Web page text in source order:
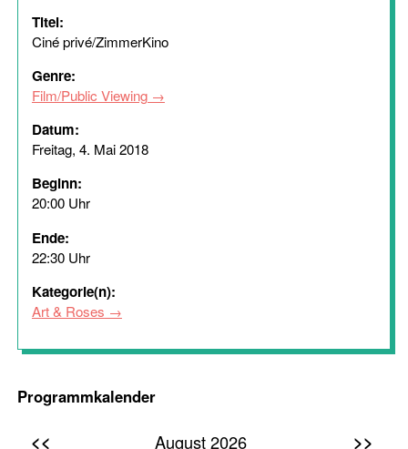
Titel:
Ciné privé/ZimmerKino
Genre:
Film/Public Viewing
Datum:
Freitag, 4. Mai 2018
Beginn:
20:00 Uhr
Ende:
22:30 Uhr
Kategorie(n):
Art & Roses
Programmkalender
<< August 2026 >>